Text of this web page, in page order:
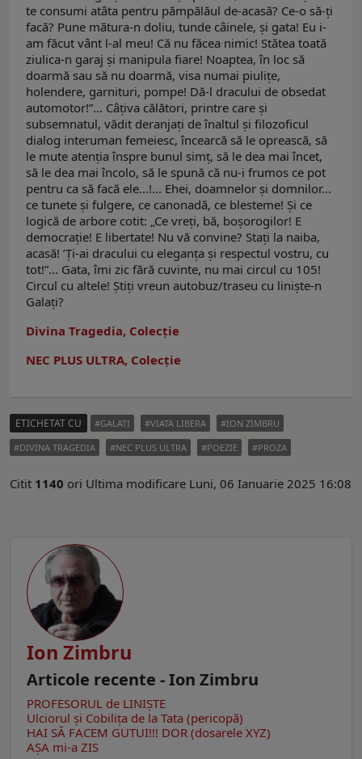
te consumi atâta pentru pămpălăul de-acasă? Ce-o să-ţi
facă? Pune mătura-n doliu, tunde câinele, şi gata! Eu i-
am făcut vânt l-al meu! Că nu făcea nimic! Stătea toată
ziulica-n garaj şi manipula fiare! Noaptea, în loc să
doarmă sau să nu doarmă, visa numai piuliţe,
holendere, garnituri, pompe! Dă-l dracului de obsedat
automotor!”... Câţiva călători, printre care şi
subsemnatul, vădit deranjaţi de înaltul şi filozoficul
dialog interuman femeiesc, încearcă să le oprească, să
le mute atenţia înspre bunul simţ, să le dea mai încet,
să le dea mai încolo, să le spună că nu-i frumos ce pot
pentru ca să facă ele...!... Ehei, doamnelor şi domnilor...
ce tunete şi fulgere, ce canonadă, ce blesteme! Şi ce
logică de arbore cotit: „Ce vreţi, bă, boşorogilor! E
democraţie! E libertate! Nu vă convine? Staţi la naiba,
acasă! ’Ţi-ai dracului cu eleganţa şi respectul vostru, cu
tot!”... Gata, îmi zic fără cuvinte, nu mai circul cu 105!
Circul cu altele! Ştiţi vreun autobuz/traseu cu linişte-n
Galaţi?
Divina Tragedia, Colecție
NEC PLUS ULTRA, Colecție
ETICHETAT CU GALATI VIATA LIBERA
ION ZIMBRU
DIVINA TRAGEDIA
NEC PLUS ULTRA POEZIE PROZA
Citit 1140 ori Ultima modificare Luni, 06 Ianuarie 2025 16:08
Ion Zimbru
Articole recente - Ion Zimbru
PROFESORUL de LINIȘTE
Ulciorul şi Cobiliţa de la Tata (pericopă)
HAI SĂ FACEM GUTUI!!! DOR (dosarele XYZ)
AŞA mi-a ZIS